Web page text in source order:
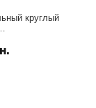
круглый
камера)
с 2-х